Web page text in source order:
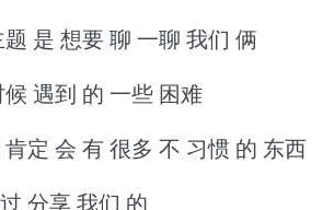
是 想要 聊 一聊 我们 俩
遇到 的 一些 困难
定 会 有 很多 不 习惯 的 东西
分享 我们 的